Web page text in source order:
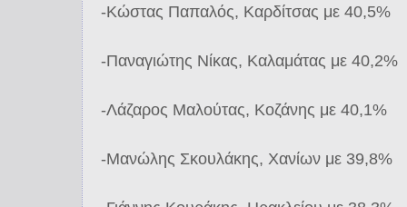
-Κώστας Παπαλός, Καρδίτσας με 40,5%
-Παναγιώτης Νίκας, Καλαμάτας με 40,2%
-Λάζαρος Μαλούτας, Κοζάνης με 40,1%
-Μανώλης Σκουλάκης, Χανίων με 39,8%